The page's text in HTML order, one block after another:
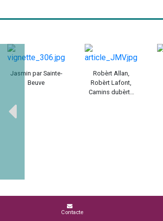
Jasmin par Sainte-
Beuve
Robèrt Allan,
Robèrt Lafont,
Camins dubèrts
Contacte